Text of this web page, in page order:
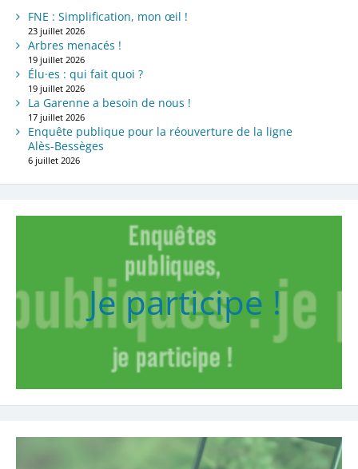
FNE : Simplification, mon œil !
23 juillet 2026
Arbres menacés !
19 juillet 2026
Élu·es : qui fait quoi ?
19 juillet 2026
La Garenne a besoin de nous !
17 juillet 2026
Enquête publique pour la réouverture de la ligne
Alès-Bessèges
6 juillet 2026
Je participe !